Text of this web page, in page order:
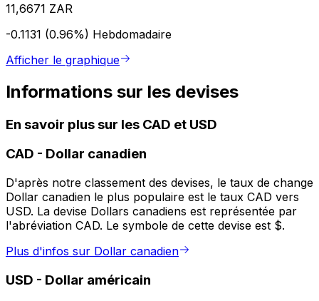
11,6671 ZAR
-0.1131 (0.96%) Hebdomadaire
Afficher le graphique
Informations sur les devises
En savoir plus sur les CAD et USD
CAD - Dollar canadien
D'après notre classement des devises, le taux de change
Dollar canadien le plus populaire est le taux CAD vers
USD. La devise Dollars canadiens est représentée par
l'abréviation CAD. Le symbole de cette devise est $.
Plus d'infos sur Dollar canadien
USD - Dollar américain